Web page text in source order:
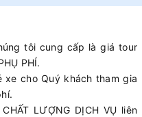
tôi cung cấp là giá tour
PHÍ.
cho Quý khách tham gia
LƯỢNG DỊCH VỤ liên